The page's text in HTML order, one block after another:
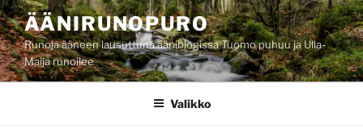
Siirry
sisältöönÄÄNIRUNOPURO
Runoja ääneen lausuttuna ääniblogissa Tuomo puhuu ja Ulla-
Maija runoilee
Valikko